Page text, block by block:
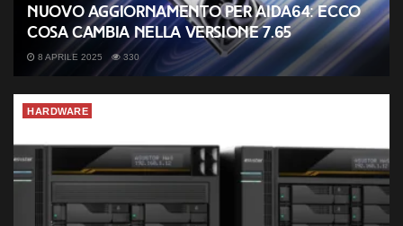
Nuovo aggiornamento per AIDA64: ecco
cosa cambia nella versione 7.65
8 APRILE 2025 330
HARDWARE